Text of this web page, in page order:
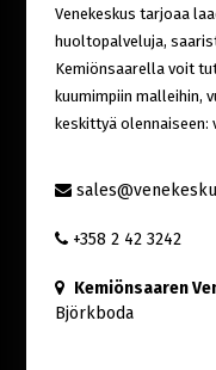
Venekeskus tarjoaa
huoltopalveluja,
Kemiönsaarella voit
kuumimpiin malleihin,
keskittyä olennaiseen:
+358 2 42 3242
Kemiönsaaren
Björkboda